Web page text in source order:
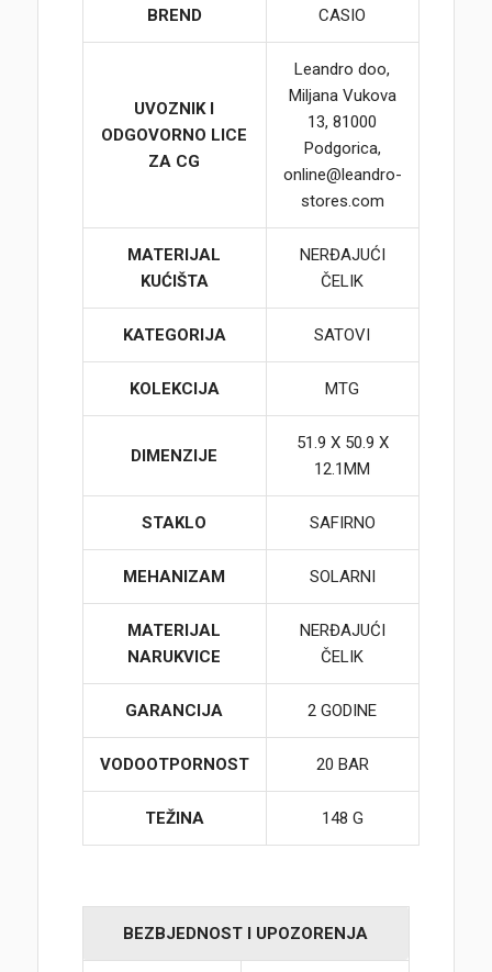
BREND CASIO
UVOZNIK I
ODGOVORNO LICE
ZA CG
Leandro doo,
Miljana Vukova
13, 81000
Podgorica,
online@leandro-
stores.com
MATERIJAL
KUĆIŠTA
NERĐAJUĆI
ČELIK
KATEGORIJA SATOVI
KOLEKCIJA MTG
DIMENZIJE
51.9 X 50.9 X
12.1MM
STAKLO SAFIRNO
MEHANIZAM SOLARNI
MATERIJAL
NARUKVICE
NERĐAJUĆI
ČELIK
GARANCIJA 2 GODINE
VODOOTPORNOST 20 BAR
TEŽINA 148 G
BEZBJEDNOST I UPOZORENJA